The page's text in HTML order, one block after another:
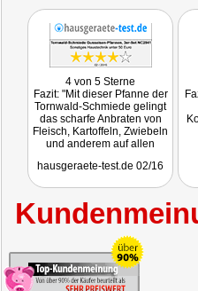
4 von 5 Sterne
Fazit: "Mit dieser Pfanne der
Tornwald-Schmiede gelingt
das scharfe Anbraten von
Fleisch, Kartoffeln, Zwiebeln
und anderem auf allen
dürfen in keiner guten
Pfannenset NC-2941
hausgeraete-test.de 02/16